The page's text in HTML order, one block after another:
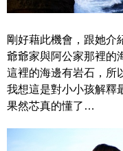
剛好藉此機會，跟她
爺爺家與阿公家那裡
這裡的海邊有岩石，所
我想這是對小小孩解釋
果然芯真的懂了…